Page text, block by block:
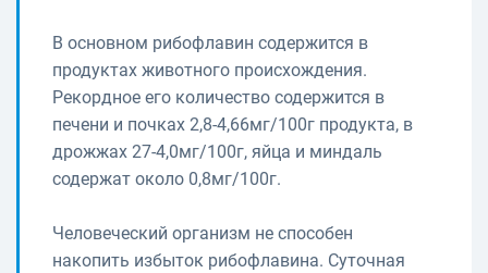
В основном рибофлавин содержится в
продуктах животного происхождения.
Рекордное его количество содержится в
печени и почках 2,8-4,66мг/100г продукта, в
дрожжах 27-4,0мг/100г, яйца и миндаль
содержат около 0,8мг/100г.
Человеческий организм не способен
накопить избыток рибофлавина. Суточная